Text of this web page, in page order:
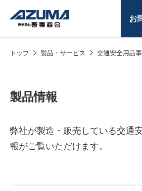
お
トップ 製品・サービス 交通安全用品
製品情報
弊社が製造・販売している交通
報がご覧いただけます。